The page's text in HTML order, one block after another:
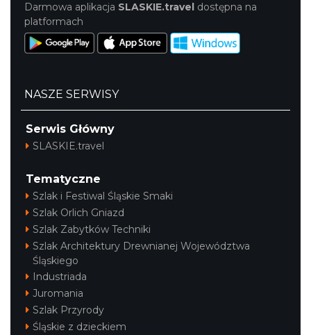
Darmowa aplikacja SLASKIE.travel dostępna na
platformach
NASZE SERWISY
Serwis Główny
SLASKIE.travel
Tematyczne
Szlak i Festiwal Śląskie Smaki
Szlak Orlich Gniazd
Szlak Zabytków Techniki
Szlak Architektury Drewnianej Województwa
Śląskiego
Industriada
Juromania
Szlak Przyrody
Śląskie z dzieckiem